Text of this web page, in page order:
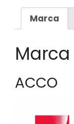
Marca
Marca
ACCO